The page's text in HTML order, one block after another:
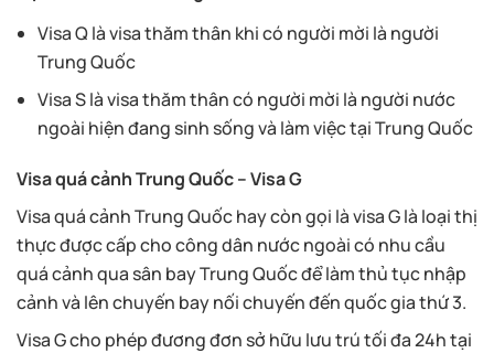
Visa Q là visa thăm thân khi có người mời là người
Trung Quốc
Visa S là visa thăm thân có người mời là người nước
ngoài hiện đang sinh sống và làm việc tại Trung Quốc
Visa quá cảnh Trung Quốc – Visa G
Visa quá cảnh Trung Quốc hay còn gọi là visa G là loại thị
thực được cấp cho công dân nước ngoài có nhu cầu
quá cảnh qua sân bay Trung Quốc để làm thủ tục nhập
cảnh và lên chuyến bay nối chuyến đến quốc gia thứ 3.
Visa G cho phép đương đơn sở hữu lưu trú tối đa 24h tại